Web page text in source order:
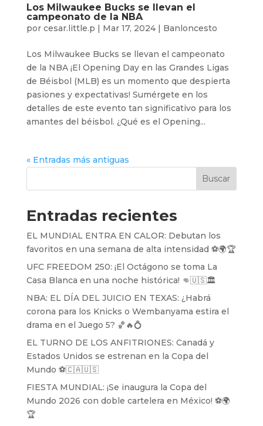
Los Milwaukee Bucks se llevan el
campeonato de la NBA
por cesar.little.p | Mar 17, 2024| Banloncesto
Los Milwaukee Bucks se llevan el campeonato
de la NBA ¡El Opening Day en las Grandes Ligas
de Béisbol (MLB) es un momento que despierta
pasiones y expectativas! Sumérgete en los
detalles de este evento tan significativo para los
amantes del béisbol. ¿Qué es el Opening...
« Entradas más antiguas
Buscar
Entradas recientes
EL MUNDIAL ENTRA EN CALOR: Debutan los
favoritos en una semana de alta intensidad ⚽️🌍🏆
UFC FREEDOM 250: ¡El Octágono se toma La
Casa Blanca en una noche histórica! 👊🇺🇸🏛️
NBA: EL DÍA DEL JUICIO EN TEXAS: ¿Habrá
corona para los Knicks o Wembanyama estira el
drama en el Juego 5? 🏀🔥💍
EL TURNO DE LOS ANFITRIONES: Canadá y
Estados Unidos se estrenan en la Copa del
Mundo ⚽️🇨🇦🇺🇸
FIESTA MUNDIAL: ¡Se inaugura la Copa del
Mundo 2026 con doble cartelera en México! ⚽️🌍
🏆